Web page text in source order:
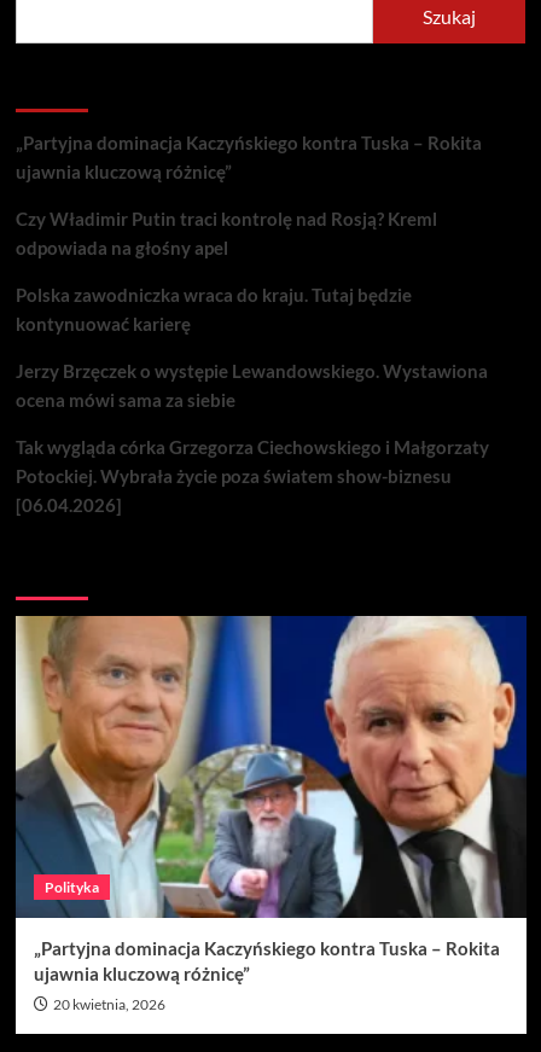
Szukaj
„Partyjna dominacja Kaczyńskiego kontra Tuska – Rokita
ujawnia kluczową różnicę”
Czy Władimir Putin traci kontrolę nad Rosją? Kreml
odpowiada na głośny apel
Polska zawodniczka wraca do kraju. Tutaj będzie
kontynuować karierę
Jerzy Brzęczek o występie Lewandowskiego. Wystawiona
ocena mówi sama za siebie
Tak wygląda córka Grzegorza Ciechowskiego i Małgorzaty
Potockiej. Wybrała życie poza światem show-biznesu
[06.04.2026]
Polityka
„Partyjna dominacja Kaczyńskiego kontra Tuska – Rokita
ujawnia kluczową różnicę”
20 kwietnia, 2026